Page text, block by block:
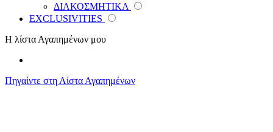
ΔΙΑΚΟΣΜΗΤΙΚΑ
EXCLUSIVITIES
Η λίστα Αγαπημένων μου
Πηγαίντε στη Λίστα Αγαπημένων